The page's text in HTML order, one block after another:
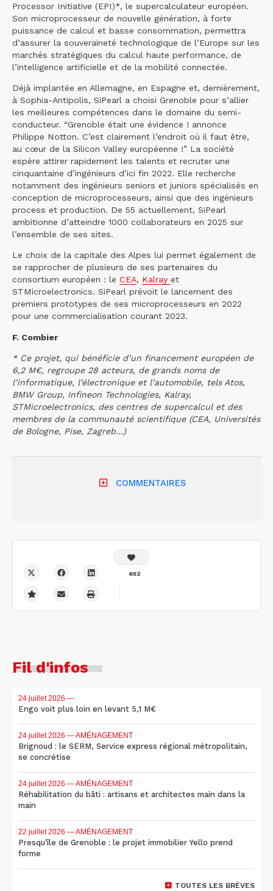
Processor Initiative (EPI)*, le supercalculateur européen.
Son microprocesseur de nouvelle génération, à forte
puissance de calcul et basse consommation, permettra
d’assurer la souveraineté technologique de l’Europe sur les
marchés stratégiques du calcul haute performance, de
l’intelligence artificielle et de la mobilité connectée.
Déjà implantée en Allemagne, en Espagne et, dernièrement,
à Sophia-Antipolis, SiPearl a choisi Grenoble pour s’allier
les meilleures compétences dans le domaine du semi-
conducteur. “Grenoble était une évidence ! annonce
Philippe Notton. C’est clairement l’endroit où il faut être,
au cœur de la Silicon Valley européenne !” La société
espère attirer rapidement les talents et recruter une
cinquantaine d’ingénieurs d’ici fin 2022. Elle recherche
notamment des ingénieurs seniors et juniors spécialisés en
conception de microprocesseurs, ainsi que des ingénieurs
process et production. De 55 actuellement, SiPearl
ambitionne d’atteindre 1000 collaborateurs en 2025 sur
l’ensemble de ses sites.
Le choix de la capitale des Alpes lui permet également de
se rapprocher de plusieurs de ses partenaires du
consortium européen : le CEA, Kalray et
STMicroelectronics. SiPearl prévoit le lancement des
premiers prototypes de ses microprocesseurs en 2022
pour une commercialisation courant 2023.
F. Combier
* Ce projet, qui bénéficie d’un financement européen de
6,2 M€, regroupe 28 acteurs, de grands noms de
l’informatique, l’électronique et l’automobile, tels Atos,
BMW Group, Infineon Technologies, Kalray,
STMicroelectronics, des centres de supercalcul et des
membres de la communauté scientifique (CEA, Universités
de Bologne, Pise, Zagreb…)
COMMENTAIRES
652
Fil d'infos
24 juillet 2026 —
Engo voit plus loin en levant 5,1 M€
24 juillet 2026 — AMÉNAGEMENT
Brignoud : le SERM, Service express régional métropolitain,
se concrétise
24 juillet 2026 — AMÉNAGEMENT
Réhabilitation du bâti : artisans et architectes main dans la
main
22 juillet 2026 — AMÉNAGEMENT
Presqu'île de Grenoble : le projet immobilier Yello prend
forme
TOUTES LES BRÈVES